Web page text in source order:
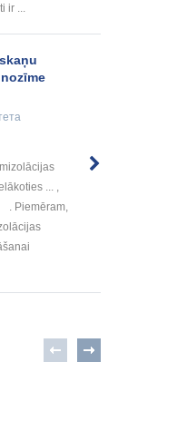
ir ...
nozīme
... ,
. Piemēram,